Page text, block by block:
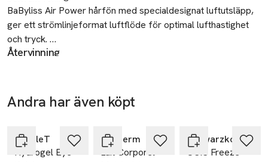
BaByliss Air Power hårfön med specialdesignat luftutsläpp,
ger ett strömlinjeformat luftflöde för optimal lufthastighet
och tryck.
livslängd med en lufthastighet på 200 km/h, designad för
effektiv torkning.
• Supertyst
Motorn och fläkten har kalibrerats perfekt för att jämna ut
Återvinning
ZI du Val de Calvigny 59141 Iwuy
Andra har även köpt
BubbleT
Hydrogel Eye
Biotherm
Lait Corporel
Schwarzkopf Professional
OSIS Freeze